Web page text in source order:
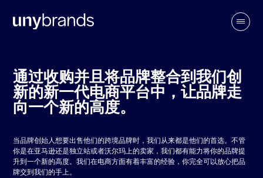
通过收购并且将品牌整合到我们创
新的新一代电商平台中，让品牌走
向一个新的高度。
当品牌创始人想要出售他们的跨境品牌时，我们从来都是他们的首选。不管
你是在亚马逊还是独立站或者沃尔玛上的卖家，我们都有能力将你的品牌提
升到一个新的高度。我们在电商方面有着丰富的经验，你完全可以放心把品
牌交到我们的手上。